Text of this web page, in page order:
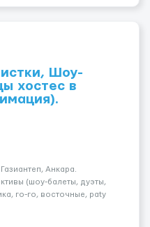
Шоу-
хостес в
Анкара.
(шоу-балеты, дуэты,
го-го, восточные, paty
в кл...